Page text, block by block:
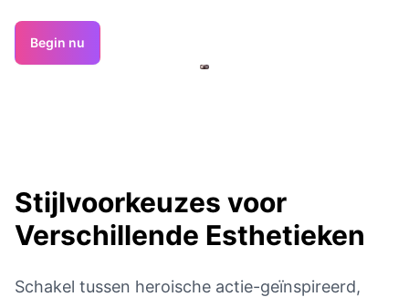
Begin nu
Stijlvoorkeuzes voor
Verschillende Esthetieken
Schakel tussen heroische actie-geïnspireerd,